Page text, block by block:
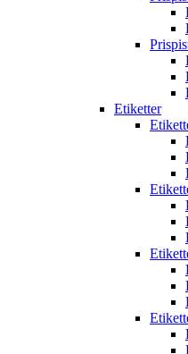
Etiketter